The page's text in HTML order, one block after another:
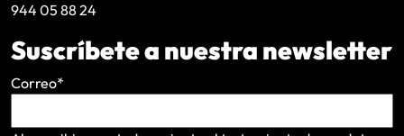
944 05 88 24
Suscríbete a nuestra newsletter
Correo*